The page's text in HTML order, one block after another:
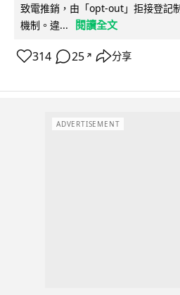
致電推銷，由「opt-out」拒接登記
機制。違...
閱讀全文
314 25 ↗ 分享
ADVERTISEMENT